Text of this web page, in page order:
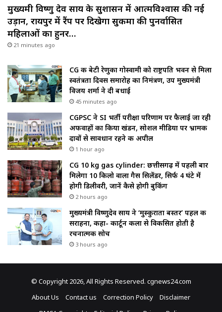
मुख्यमंत्री विष्णु देव साय के सुशासन में आत्मविश्वास की नई
उड़ान, रायपुर में रैंप पर दिखेगा सुकमा की पुनर्वासित
महिलाओं का हुनर…
21 minutes ago
CG की बेटी रेणुका गोस्वामी को राष्ट्रपति भवन से मिला
स्वतंत्रता दिवस समारोह का निमंत्रण, उप मुख्यमंत्री
विजय शर्मा ने दी बधाई
45 minutes ago
CGPSC ने SI भर्ती परीक्षा परिणाम पर फैलाई जा रही
अफवाहों का किया खंडन, सोशल मीडिया पर भ्रामक
दावों से सावधान रहने की अपील
1 hour ago
CG 10 kg gas cylinder: छत्तीसगढ़ में पहली बार
मिलेगा 10 किलो वाला गैस सिलेंडर, सिर्फ 4 घंटे में
होगी डिलीवरी, जानें कैसे होगी बुकिंग
2 hours ago
मुख्यमंत्री विष्णुदेव साय ने ‘मुस्कुराता बस्तर’ पहल की
सराहना, कहा- कार्टून कला से विकसित होती है
रचनात्मक सोच
3 hours ago
© Copyright 2026, All Rights Reserved. cgnews24.com
About Us
Contact us Correction Policy
Disclaimer